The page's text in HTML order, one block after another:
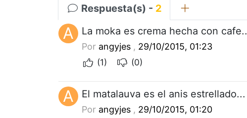
Respuesta(s) - 2
A La moka es crema hecha con cafe..
Por angyjes , 29/10/2015, 01:23
(1)
(0)
A El matalauva es el anis estrellado...
Por angyjes , 29/10/2015, 01:20